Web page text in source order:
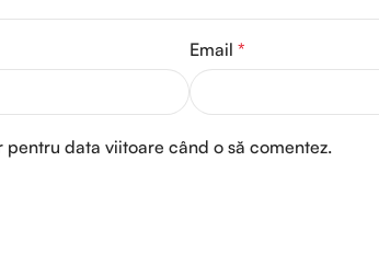
Email *
data viitoare când o să comentez.